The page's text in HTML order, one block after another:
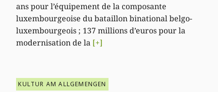
ans pour l’équipement de la composante
luxembourgeoise du bataillon binational belgo-
luxembourgeois ; 137 millions d’euros pour la
modernisation de la [+]
KULTUR AM ALLGEMENGEN